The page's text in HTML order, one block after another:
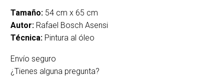
Tamaño: 54 cm x 65 cm
Autor: Rafael Bosch Asensi
Técnica: Pintura al óleo
Envío seguro
¿Tienes alguna pregunta?